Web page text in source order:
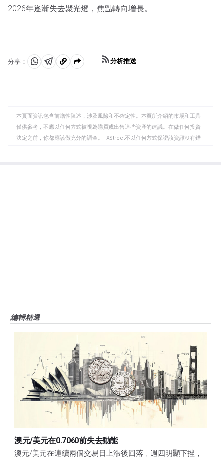
2026年逐漸失去聚光燈，焦點轉向增長。
分享：
分 分 複
板
分析推送
本頁面資訊包含前瞻性陳述，涉及風險和不確定性。本頁所介紹的市場和工具
僅供參考，不應以任何方式被視為購買或出售這些資產的建議。在做任何投資
決定之前，你都應該做充分的調查。FXStreet不以任何方式保證該資訊沒有錯
編輯精選
澳元/美元在0.7060前失去動能
澳元/美元在連續兩個交易日上漲後回落，週四明顯下挫，